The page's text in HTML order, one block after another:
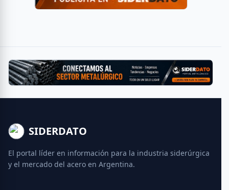
SIDERDATO
El portal líder en información para la industria siderúrgica
y el mercado del acero en Argentina.